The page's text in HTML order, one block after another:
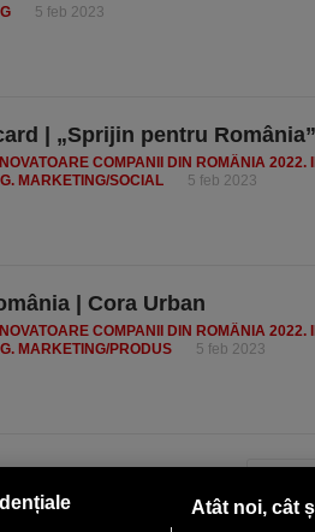
5 feb 2023
| „Sprijin pentru România”
COMPANII DIN ROMÂNIA 2022.
MARKETING/SOCIAL
5 feb 2023
| Cora Urban
COMPANII DIN ROMÂNIA 2022.
MARKETING/PRODUS
5 feb 2023
Atât noi, cât